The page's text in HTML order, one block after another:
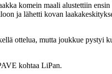
komein maali alustettiin
ja lähetti kovan
ottelua, mutta joukkue pystyi
kohtaa LiPan.